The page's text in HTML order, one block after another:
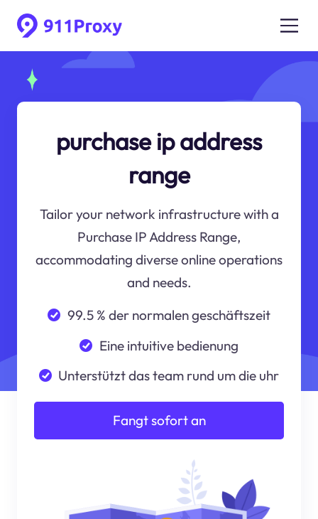
purchase ip address
range
Tailor your network infrastructure with a
Purchase IP Address Range,
accommodating diverse online operations
and needs.
99.5 % der normalen geschäftszeit
Eine intuitive bedienung
Unterstützt das team rund um die uhr
Fangt sofort an